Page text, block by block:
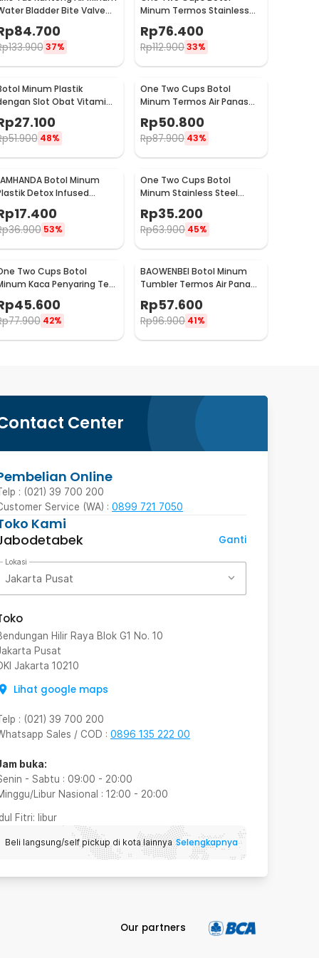
Bladder Bite Valve
Hydration Bag 3L - BL018
84.700
133.900 37%
Minum Termos Stainless
Steel BPA Free 400ml -
K623
Rp76.400
Rp112.90033%
Minum Plastik
Slot Obat Vitamin
27.100
51.900 48%
One Two Cups Botol
Minum Termos Air Panas
Dingin with Cup Head
500ml - SUS304
Rp50.800
Rp87.900 43%
Botol Minum
Detox Infused
17.400
36.900 53%
One Two Cups Botol
Minum Stainless Steel
Water Bottle 300ml -
YM006
Rp35.200
Rp63.900 45%
Two Cups Botol
Kaca Penyaring Teh
Double Wall 230ml - X9001
45.600
77.900 42%
BAOWENBEI Botol Minum
Tumbler Termos Air Panas
Dingin Stainless 500ml -
A1A0
Rp57.600
Rp96.900 41%
Center
Online
: (021) 39 700 200
Service (WA) : 0899 721 7050
Kami
Ganti
Lokasi
Jakarta Pusat
Hilir Raya Blok G1 No. 10
Pusat
Jakarta 10210
Lihat google maps
: (021) 39 700 200
Sales / COD : 0896 135 222 00
buka:
- Sabtu : 09:00 - 20:00
Libur Nasional : 12:00 - 20:00
Idul Fitri: libur
Beli langsung/self pickup di kota lainnya Selengkapnya
Our partners